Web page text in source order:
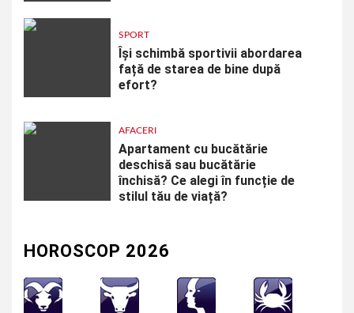
SPORT
Își schimbă sportivii abordarea
față de starea de bine după
efort?
AFACERI
Apartament cu bucătărie
deschisă sau bucătărie
închisă? Ce alegi în funcție de
stilul tău de viață?
HOROSCOP 2026